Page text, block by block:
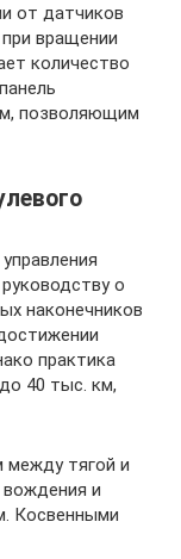
от датчиков
вращении
количество
позволяющим
о
наконечников
практика
40 тыс. км,
между тягой и
и
Косвенными